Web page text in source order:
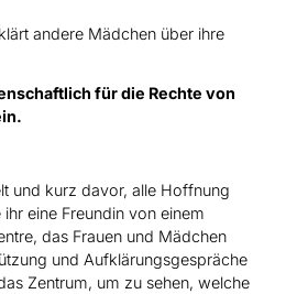
für die Rechte von
und kurz davor, alle Hoffnung
eine Freundin von einem
das Frauen und Mädchen
und Aufklärungsgespräche
Zentrum, um zu sehen, welche